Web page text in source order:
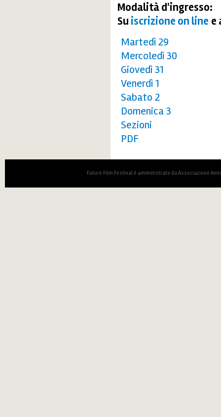
Modalità d'ingresso:
Su iscrizione on line e
Martedì 29
Mercoledì 30
Giovedì 31
Venerdì 1
Sabato 2
Domenica 3
Sezioni
PDF
Future Film Festival è amministrato da Associazione